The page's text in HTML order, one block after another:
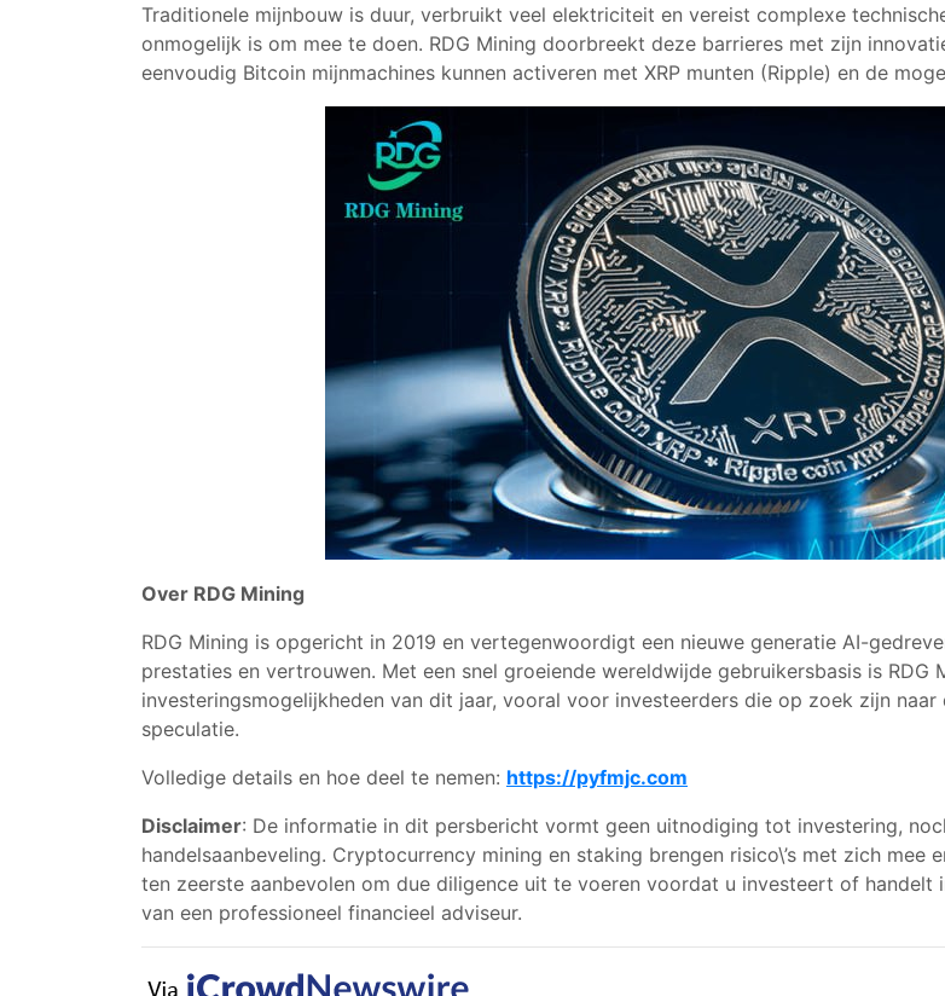
Traditionele mijnbouw is duur, verbruikt veel elektriciteit en vereist complexe
onmogelijk is om mee te doen. RDG Mining doorbreekt deze barrieres met zijn
eenvoudig Bitcoin mijnmachines kunnen activeren met XRP munten (Ripple) en de
Over RDG Mining
RDG Mining is opgericht in 2019 en vertegenwoordigt een nieuwe generatie AI-
prestaties en vertrouwen. Met een snel groeiende wereldwijde gebruikersbasis is
investeringsmogelijkheden van dit jaar, vooral voor investeerders die op zoek zijn
speculatie.
Volledige details en hoe deel te nemen: https://pyfmjc.com
Disclaimer: De informatie in dit persbericht vormt geen uitnodiging tot investering,
handelsaanbeveling. Cryptocurrency mining en staking brengen risico\’s met zich
ten zeerste aanbevolen om due diligence uit te voeren voordat u investeert of
van een professioneel financieel adviseur.